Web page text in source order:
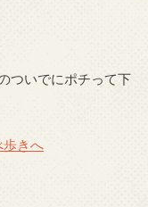
ついでにポチって下